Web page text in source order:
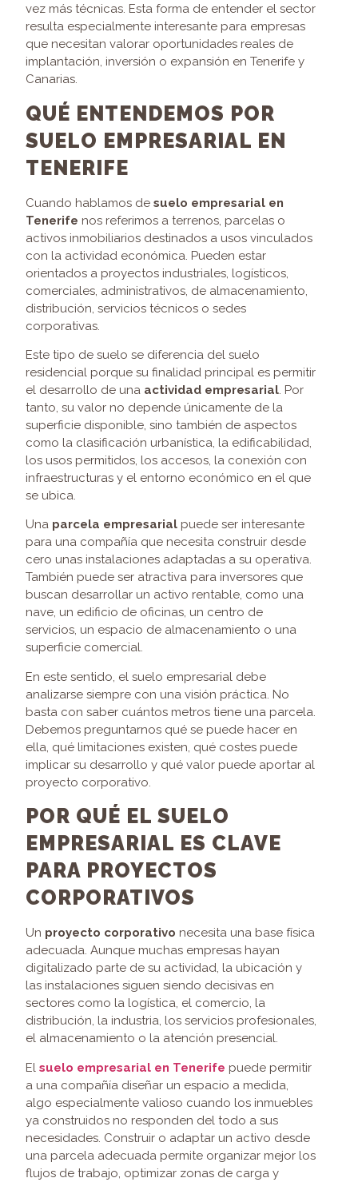
vez más técnicas. Esta forma de entender el sector
resulta especialmente interesante para empresas
que necesitan valorar oportunidades reales de
implantación, inversión o expansión en Tenerife y
Canarias.
QUÉ ENTENDEMOS POR
SUELO EMPRESARIAL EN
TENERIFE
Cuando hablamos de suelo empresarial en
Tenerife nos referimos a terrenos, parcelas o
activos inmobiliarios destinados a usos vinculados
con la actividad económica. Pueden estar
orientados a proyectos industriales, logísticos,
comerciales, administrativos, de almacenamiento,
distribución, servicios técnicos o sedes
corporativas.
Este tipo de suelo se diferencia del suelo
residencial porque su finalidad principal es permitir
el desarrollo de una actividad empresarial. Por
tanto, su valor no depende únicamente de la
superficie disponible, sino también de aspectos
como la clasificación urbanística, la edificabilidad,
los usos permitidos, los accesos, la conexión con
infraestructuras y el entorno económico en el que
se ubica.
Una parcela empresarial puede ser interesante
para una compañía que necesita construir desde
cero unas instalaciones adaptadas a su operativa.
También puede ser atractiva para inversores que
buscan desarrollar un activo rentable, como una
nave, un edificio de oficinas, un centro de
servicios, un espacio de almacenamiento o una
superficie comercial.
En este sentido, el suelo empresarial debe
analizarse siempre con una visión práctica. No
basta con saber cuántos metros tiene una parcela.
Debemos preguntarnos qué se puede hacer en
ella, qué limitaciones existen, qué costes puede
implicar su desarrollo y qué valor puede aportar al
proyecto corporativo.
POR QUÉ EL SUELO
EMPRESARIAL ES CLAVE
PARA PROYECTOS
CORPORATIVOS
Un proyecto corporativo necesita una base física
adecuada. Aunque muchas empresas hayan
digitalizado parte de su actividad, la ubicación y
las instalaciones siguen siendo decisivas en
sectores como la logística, el comercio, la
distribución, la industria, los servicios profesionales,
el almacenamiento o la atención presencial.
El suelo empresarial en Tenerife puede permitir
a una compañía diseñar un espacio a medida,
algo especialmente valioso cuando los inmuebles
ya construidos no responden del todo a sus
necesidades. Construir o adaptar un activo desde
una parcela adecuada permite organizar mejor los
flujos de trabajo, optimizar zonas de carga y